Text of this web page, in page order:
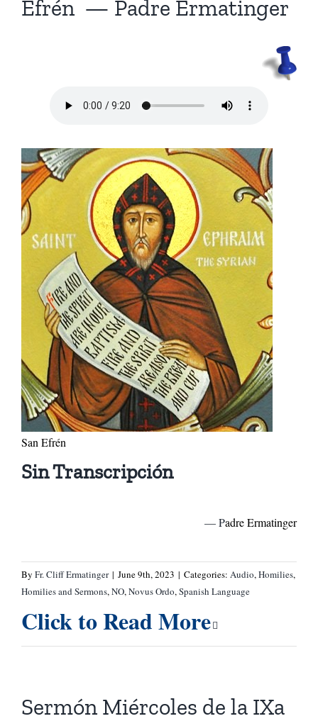
Efrén — Padre Ermatinger
San Efrén
Sin Transcripción
— Padre Ermatinger
By Fr. Cliff Ermatinger | June 9th, 2023 | Categories: Audio,Homilies,
Homilies and Sermons,NO,Novus Ordo,Spanish Language
Click to Read More
Sermón Miércoles de la IXa